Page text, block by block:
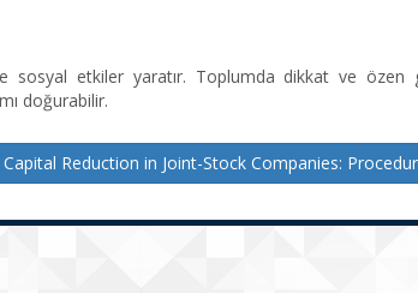
etkiler yaratır. Toplumda dikkat ve özen
doğurabilir.